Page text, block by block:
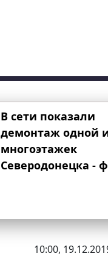
В сети показали
демонтаж одной
многоэтажек
Северодонецка -
10:00,